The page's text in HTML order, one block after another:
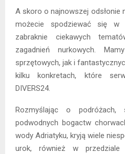
A skoro o najnowszej odsłonie
możecie spodziewać się
zabraknie ciekawych
zagadnień nurkowych.
sprzętowych, jak i
kilku konkretach, które
DIVERS24.
Rozmyślając o podróżach,
podwodnych bogactw
wody Adriatyku, kryją wiele
urok, również w